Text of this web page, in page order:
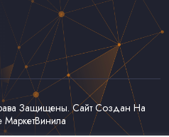
Защищены. Сайт Создан На
МаркетВинила